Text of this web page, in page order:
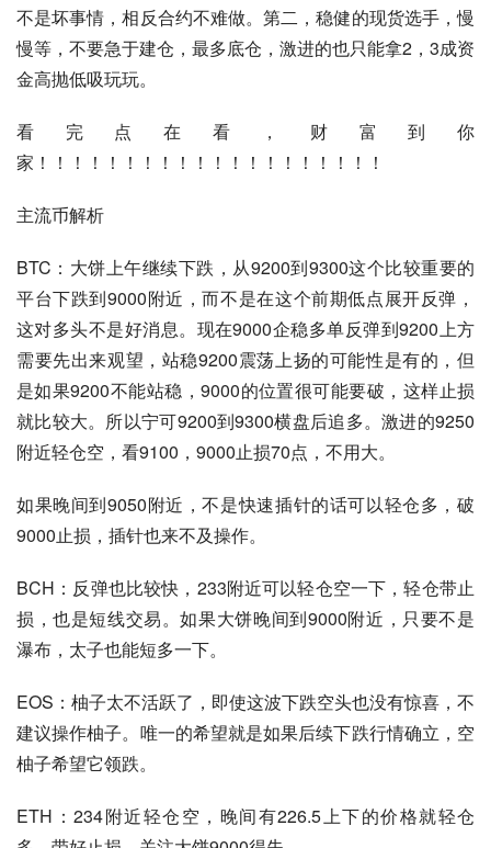
不是坏事情，相反合约不难做。第二，稳健的现货选手，慢
慢等，不要急于建仓，最多底仓，激进的也只能拿2，3成资
金高抛低吸玩玩。
看完点在看，财富到你
家！！！！！！！！！！！！！！！！！！！！
主流币解析
BTC：大饼上午继续下跌，从9200到9300这个比较重要的
平台下跌到9000附近，而不是在这个前期低点展开反弹，
这对多头不是好消息。现在9000企稳多单反弹到9200上方
需要先出来观望，站稳9200震荡上扬的可能性是有的，但
是如果9200不能站稳，9000的位置很可能要破，这样止损
就比较大。所以宁可9200到9300横盘后追多。激进的9250
附近轻仓空，看9100，9000止损70点，不用大。
如果晚间到9050附近，不是快速插针的话可以轻仓多，破
9000止损，插针也来不及操作。
BCH：反弹也比较快，233附近可以轻仓空一下，轻仓带止
损，也是短线交易。如果大饼晚间到9000附近，只要不是
瀑布，太子也能短多一下。
EOS：柚子太不活跃了，即使这波下跌空头也没有惊喜，不
建议操作柚子。唯一的希望就是如果后续下跌行情确立，空
柚子希望它领跌。
ETH：234附近轻仓空，晚间有226.5上下的价格就轻仓